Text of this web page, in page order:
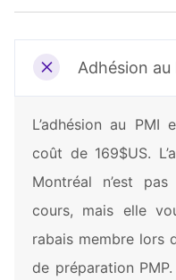
Adhésion
L’adhésion au
coût de 169$US.
Montréal n’est
cours, mais elle
rabais membre lors
de préparation